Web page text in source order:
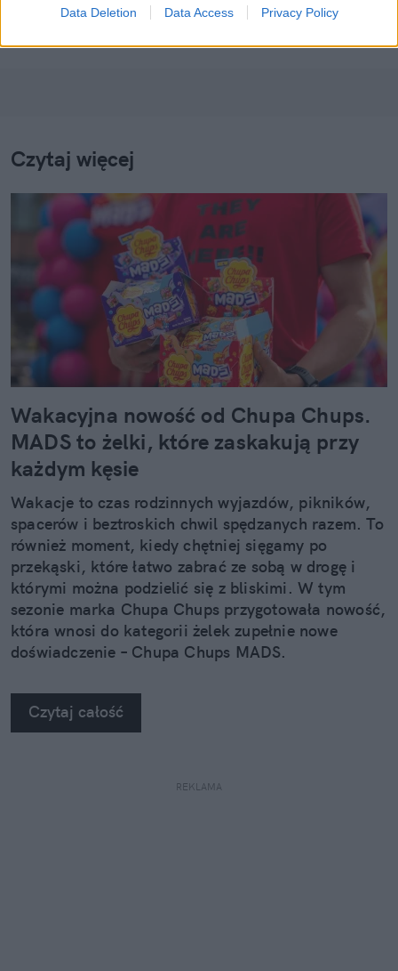
Data Deletion Data Access Privacy Policy
klaudia.zawistowska@natemat.pl
Czytaj więcej
Wakacyjna nowość od Chupa Chups.
MADS to żelki, które zaskakują przy
każdym kęsie
Wakacje to czas rodzinnych wyjazdów, pikników,
spacerów i beztroskich chwil spędzanych razem. To
również moment, kiedy chętniej sięgamy po
przekąski, które łatwo zabrać ze sobą w drogę i
którymi można podzielić się z bliskimi. W tym
sezonie marka Chupa Chups przygotowała nowość,
która wnosi do kategorii żelek zupełnie nowe
doświadczenie – Chupa Chups MADS.
Czytaj całość
REKLAMA